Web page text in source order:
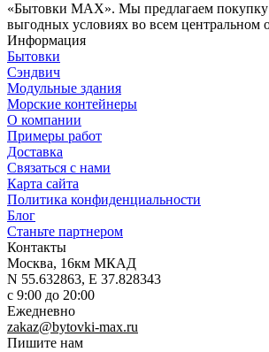
«Бытовки MAX». Мы предлагаем
выгодных условиях во всем центральном
Информация
Бытовки
Сэндвич
Модульные здания
Морские контейнеры
О компании
Примеры работ
Доставка
Связаться с нами
Карта сайта
Политика конфиденциальности
Блог
Станьте партнером
Контакты
Москва, 16км МКАД
N 55.632863, E 37.828343
с 9:00 до 20:00
Ежедневно
zakaz@bytovki-max.ru
Пишите нам